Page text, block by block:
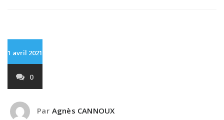
1 avril 2021
0
Par Agnès CANNOUX